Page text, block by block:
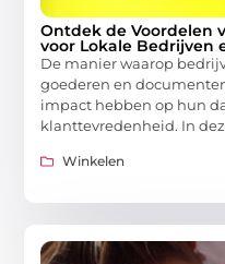
Ontdek de Voordelen
voor Lokale Bedrijven
De manier waarop
goederen en
impact hebben op hun
klanttevredenheid. In
Winkelen